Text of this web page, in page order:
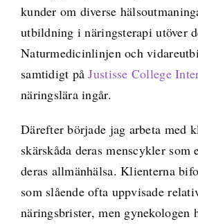
kunder om diverse
utbildning i näringsterapi utöver
Naturmedicinlinjen och
samtidigt påJustisse College
näringslära ingår.
Därefter började jag arbeta med
skärskåda deras menscykler som
deras allmänhälsa. Klienterna
som slående ofta uppvisade
näringsbrister, men gynekologen